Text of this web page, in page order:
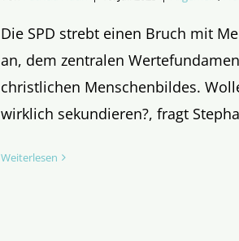
Die SPD strebt einen Bruch mit
an, dem zentralen
christlichen Menschenbildes.
wirklich sekundieren?, fragt
Weiterlesen